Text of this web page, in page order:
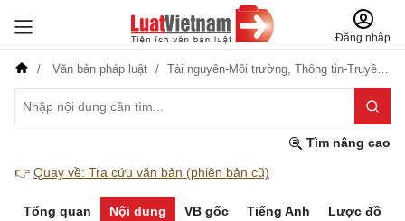
Đăng nhập
Văn bản pháp luật Tài nguyên-Môi trường, Thông tin-Truyền thông,
Tìm nâng cao
👉 Quay về: Tra cứu văn bản (phiên bản cũ)
Tổng quan Nội dung VB gốc Tiếng Anh Lược đồ